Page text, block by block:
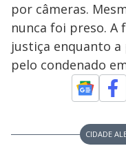
por câmeras.
nunca foi preso.
justiça enquanto a
pelo condenado
CIDADE